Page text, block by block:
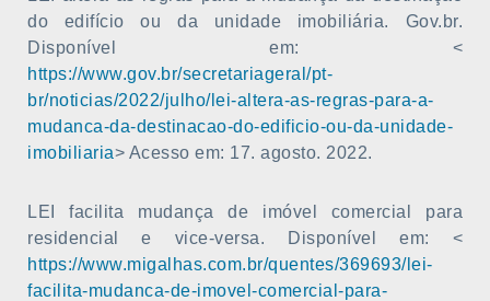
do edifício ou da unidade imobiliária. Gov.br.
Disponível em: <
https://www.gov.br/secretariageral/pt-
br/noticias/2022/julho/lei-altera-as-regras-para-a-
mudanca-da-destinacao-do-edificio-ou-da-unidade-
imobiliaria> Acesso em: 17. agosto. 2022.
LEI facilita mudança de imóvel comercial para
residencial e vice-versa. Disponível em: <
https://www.migalhas.com.br/quentes/369693/lei-
facilita-mudanca-de-imovel-comercial-para-